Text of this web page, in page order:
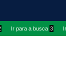
Ir para a busca 3